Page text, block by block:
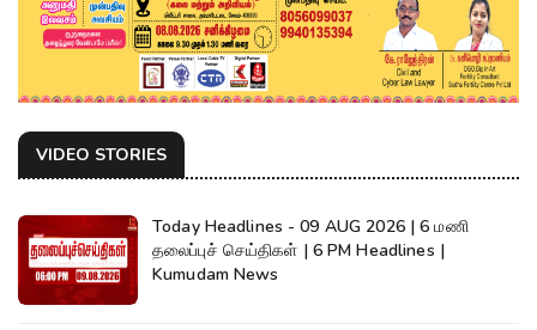
VIDEO STORIES
Today Headlines - 09 AUG 2026 | 6 மணி
தலைப்புச் செய்திகள் | 6 PM Headlines |
Kumudam News